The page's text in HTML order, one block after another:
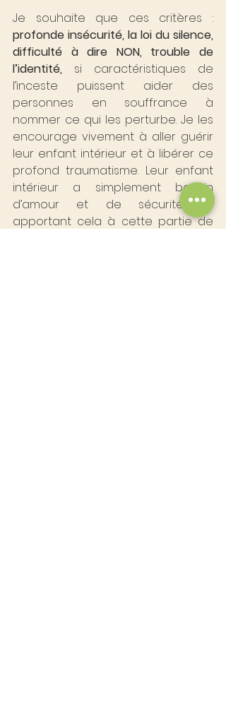
profonde insécurité, la loi du silence,
difficulté à dire NON, trouble de
l’identité, si caractéristiques de
l’inceste puissent aider des
personnes en souffrance à
nommer ce qui les perturbe. Je les
encourage vivement à aller guérir
leur enfant intérieur et à libérer ce
profond traumatisme. Leur enfant
intérieur a simplement besoin
d’amour et de sécurité. En
apportant cela à cette partie de